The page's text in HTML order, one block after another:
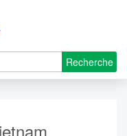
Recherche